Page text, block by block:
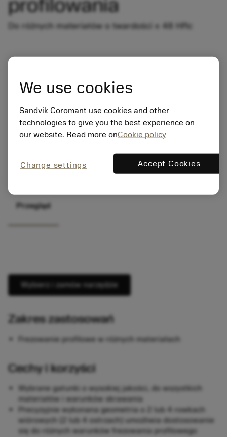
profilowania
Do różnych materiałów o twardości ≤ 48 HRc
Przegląd
Wybierz i zamów narzędzie
Zakres zastosowań
Frezowanie profilowe w różnych materiałach
Cechy i korzyści
Wybrane gatunki o wysokiej jakości, do wszystkich
materiałów i warunków skrawania
Precyzyjnie wykonana geometria o 2 lub 4 rowkach
wiórowych (2 lub 4 ostrzach) umożliwia dostosowanie
się do różnych warunków frezowania profilowego
We use cookies
Sandvik Coromant use cookies and other
technologies to give you the best experience on
our website. Read more onCookie policy
Change settings Accept Cookies